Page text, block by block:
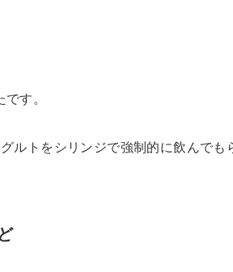
す。
ルトをシリンジで強制的に飲んでも